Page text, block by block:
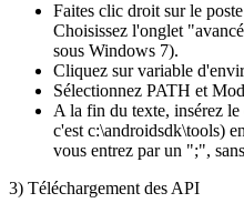
Faites clic droit sur le
Choisissez l'onglet
sous Windows 7).
Cliquez sur variable
Sélectionnez PATH et
A la fin du texte, insérez
c'est c:\androidsdk\tools)
vous entrez par un ";",
3) Téléchargement des API